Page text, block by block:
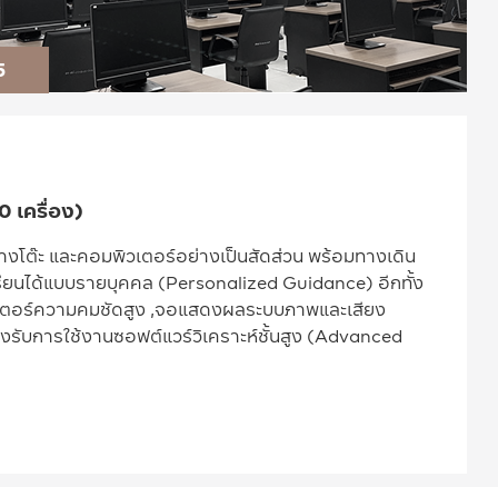
เครื่อง)
โต๊ะ และคอมพิวเตอร์อย่างเป็นสัดส่วน พร้อมทางเดิน
ยนได้แบบรายบุคคล (Personalized Guidance) อีกทั้ง
ร์ความคมชัดสูง ,จอแสดงผลระบบภาพและเสียง
บการใช้งานซอฟต์แวร์วิเคราะห์ชั้นสูง (Advanced